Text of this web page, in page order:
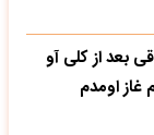
بعد از کلی آو
غاز اومدم